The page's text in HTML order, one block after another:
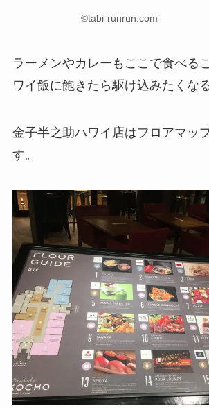
©tabi-runrun.com
ラーメンやカレーもここで食べる
ワイ飯に飽きたら駆け込みたくな
金子半之助ハワイ店はフロアマッ
す。